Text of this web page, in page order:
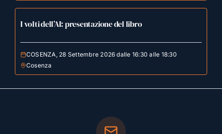
I volti dell’AI: presentazione del libro
COSENZA, 28 Settembre 2026 dalle 16:30 alle 18:30
Cosenza